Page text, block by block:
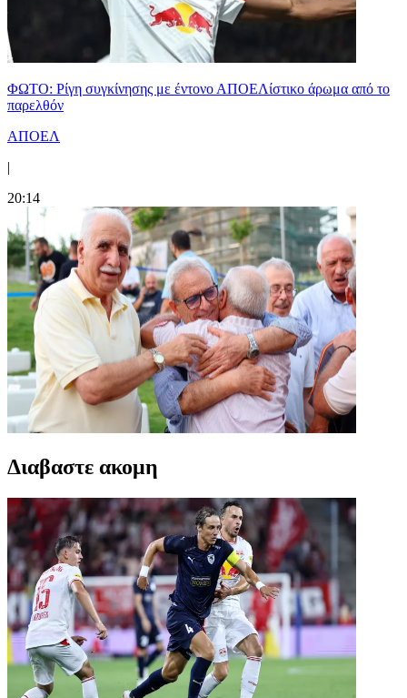
ΦΩΤΟ: Ρίγη συγκίνησης με έντονο ΑΠΟΕΛίστικο άρωμα από το
παρελθόν
ΑΠΟΕΛ
|
20:14
Διαβαστε ακομη